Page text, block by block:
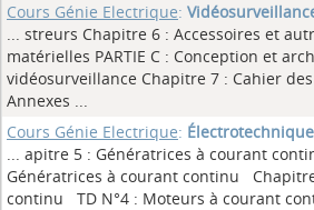
Cours Génie Electrique:
... streurs Chapitre 6 : Accessoires et
matérielles PARTIE C : Conception et
vidéosurveillance Chapitre 7 : Cahier des
Annexes ...
Cours Génie Electrique:
... apitre 5 : Génératrices à courant
Génératrices à courant continu
continu TD N°4 : Moteurs à courant